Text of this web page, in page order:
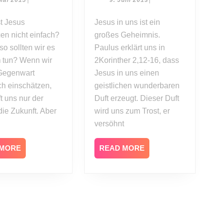
Schwierigkeiten
nicht einfach?
sollten wir es
tun? Wenn wir
einschätzen,
uns nur der
Zukunft. Aber
MORE
uns
als
wunderbares
Aroma
Jesus in uns ist ein
großes Geheimnis.
Paulus erklärt uns in
2Korinther 2,12-16, dass
Jesus in uns einen
geistlichen wunderbaren
Duft erzeugt. Dieser Duft
wird uns zum Trost, er
versöhnt
READ MOREREAD
MORE